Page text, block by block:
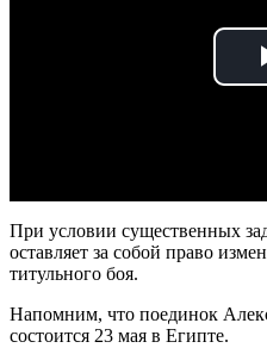
При условии существенных
оставляет за собой право
титульного боя.
Напомним, что поединок
состоится 23 мая в Египте.